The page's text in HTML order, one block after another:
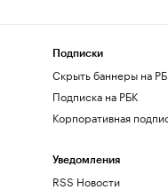
Подписки
Скрыть баннеры на
Подписка на РБК
Корпоративная
Уведомления
RSS Новости